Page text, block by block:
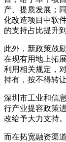
产、提质发展；
化改造项目中软
的支持占比提升
此外，新政策鼓
在现有用地上拓
利用相关规定，
持有，按不得转
深圳市工业和信
行产业提容政策
改给予大力支持
而在拓宽融资渠